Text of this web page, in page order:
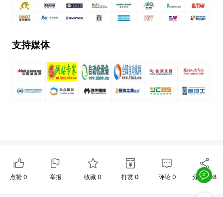
支持媒体
点赞 0 举报 收藏0 打赏 0 评论 0 分享208